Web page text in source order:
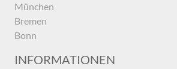
München
Bremen
Bonn
INFORMATIONEN